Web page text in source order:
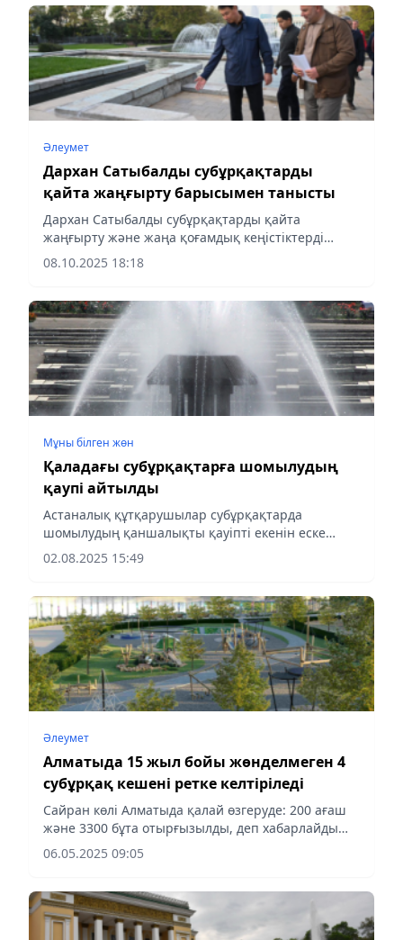
Әлеумет
Дархан Сатыбалды субұрқақтарды
қайта жаңғырту барысымен танысты
Дархан Сатыбалды субұрқақтарды қайта
жаңғырту және жаңа қоғамдық кеңістіктерді
көріктендіру барысымен танысты
08.10.2025 18:18
Мұны білген жөн
Қаладағы субұрқақтарға шомылудың
қаупі айтылды
Астаналық құтқарушылар субұрқақтарда
шомылудың қаншалықты қауіпті екенін еске
салды. Себебі бұл құрылғыларда суды сүзгіден
өткізу және тазалау жүйелері қарастырылмаған, -
02.08.2025 15:49
Әлеумет
Алматыда 15 жыл бойы жөнделмеген 4
субұрқақ кешені ретке келтіріледі
Сайран көлі Алматыда қалай өзгеруде: 200 ағаш
және 3300 бұта отырғызылды, деп хабарлайды
Aqshamnews.kz
06.05.2025 09:05